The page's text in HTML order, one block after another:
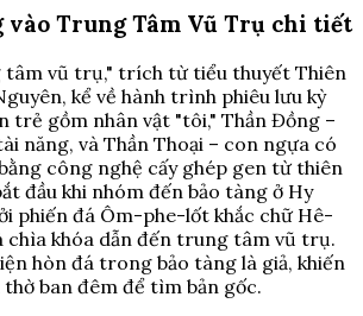
vào Trung Tâm Vũ Trụ chi tiết
vũ trụ," trích từ tiểu thuyết Thiên
kể về hành trình phiêu lưu kỳ
trẻ gồm nhân vật "tôi," Thần Đồng –
năng, và Thần Thoại – con ngựa có
công nghệ cấy ghép gen từ thiên
đầu khi nhóm đến bảo tàng ở Hy
phiến đá Ôm-phe-lốt khắc chữ Hê-
chìa khóa dẫn đến trung tâm vũ trụ.
hòn đá trong bảo tàng là giả, khiến
ban đêm để tìm bản gốc.